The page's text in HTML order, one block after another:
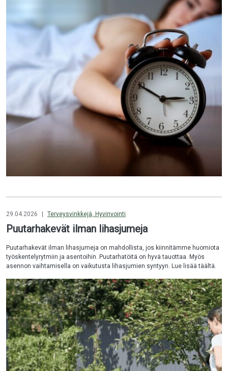
29.04.2026 Terveysvinkkejä, Hyvinvointi
Puutarhakevät ilman lihasjumeja
Puutarhakevät ilman lihasjumeja on mahdollista, jos kiinnitämme huomiota
työskentelyrytmiin ja asentoihin. Puutarhatöitä on hyvä tauottaa. Myös
asennon vaihtamisella on vaikutusta lihasjumien syntyyn. Lue lisää täältä.